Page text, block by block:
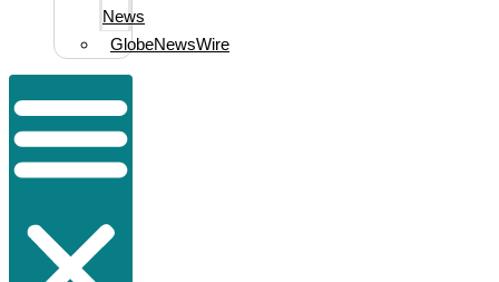
News
GlobeNewsWire